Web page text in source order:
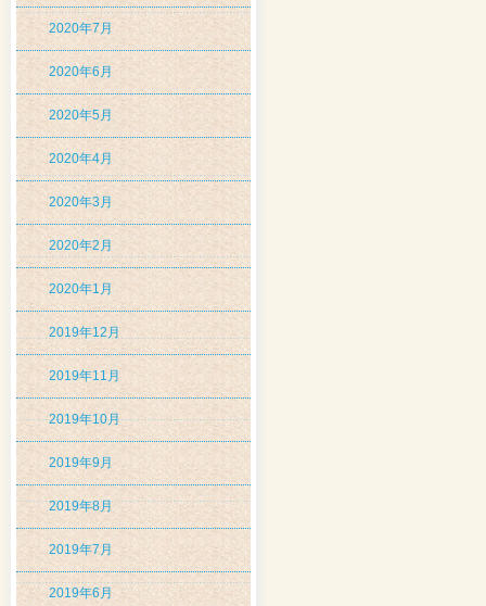
2020年7月
2020年6月
2020年5月
2020年4月
2020年3月
2020年2月
2020年1月
2019年12月
2019年11月
2019年10月
2019年9月
2019年8月
2019年7月
2019年6月